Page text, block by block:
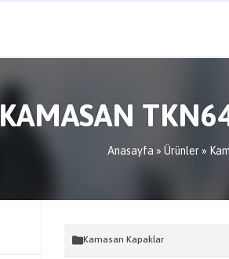
KAMASAN
Anasayfa » Ürünler»
Kamasan Kapaklar